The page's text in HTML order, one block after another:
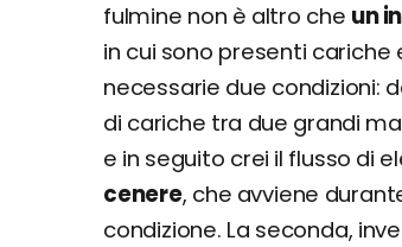
fulmine non è altro che un
in cui sono presenti
necessarie due condizioni:
di cariche tra due grandi
e in seguito crei il flusso di
cenere, che avviene
condizione. La seconda,